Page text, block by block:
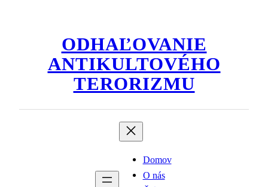
ODHAĽOVANIE
ANTIKULTOVÉHO
TERORIZMU
Domov
O nás